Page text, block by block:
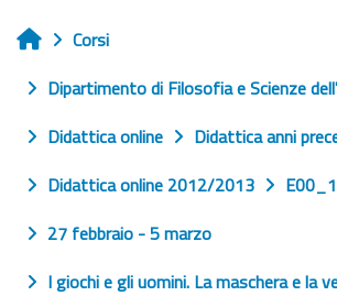
Home
Corsi
Dipartimento di Filosofia e Scienze
Didattica online
Didattica anni
Didattica online 2012/2013
27 febbraio - 5 marzo
I giochi e gli uomini. La maschera e la